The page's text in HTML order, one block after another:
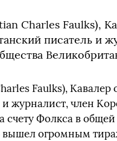
Charles Faulks),
писатель и
Faulks), Кавалер
журналист, член
счету Фолкса в
вышел огромным